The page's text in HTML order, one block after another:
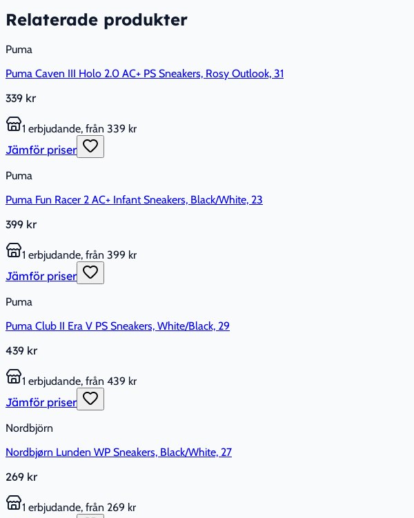
Relaterade produkter
Puma
Puma Caven III Holo 2.0 AC+ PS Sneakers, Rosy Outlook, 31
339 kr
1 erbjudande, från 339 kr
Jämför priser
Puma
Puma Fun Racer 2 AC+ Infant Sneakers, Black/White, 23
399 kr
1 erbjudande, från 399 kr
Jämför priser
Puma
Puma Club II Era V PS Sneakers, White/Black, 29
439 kr
1 erbjudande, från 439 kr
Jämför priser
Nordbjörn
Nordbjørn Lunden WP Sneakers, Black/White, 27
269 kr
1 erbjudande, från 269 kr